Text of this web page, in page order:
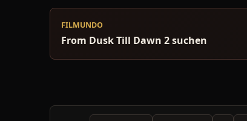
FILMUNDO
From Dusk Till Dawn 2 suchen